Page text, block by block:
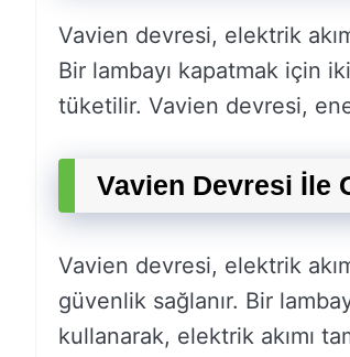
Vavien devresi, elektrik
Bir lambayı kapatmak için
tüketilir. Vavien devresi,
Vavien Devresi İle
Vavien devresi, elektrik
güvenlik sağlanır. Bir
kullanarak, elektrik akımı